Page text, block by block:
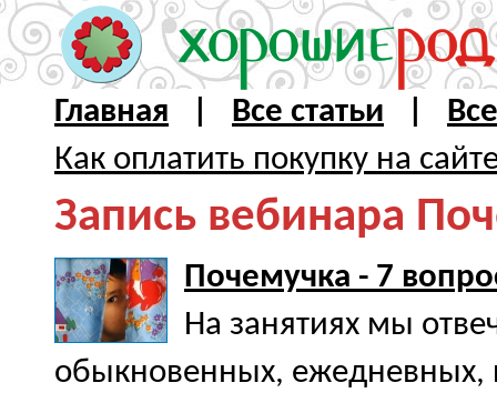
Главная Все статьи
Как оплатить покупку на
Запись вебинара
Почемучка - 7
На занятиях мы
обыкновенных, ежедневных,